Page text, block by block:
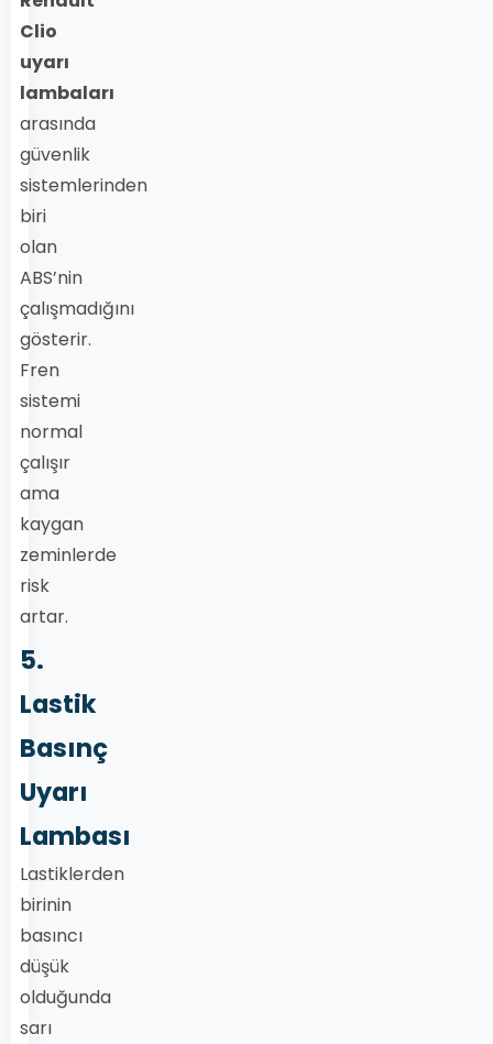
Clio
uyarı
lambaları
arasında
güvenlik
sistemlerinden
biri
olan
ABS’nin
çalışmadığını
gösterir.
Fren
sistemi
normal
çalışır
ama
kaygan
zeminlerde
risk
artar.
5.
Lastik
Basınç
Uyarı
Lambası
Lastiklerden
birinin
basıncı
düşük
olduğunda
sarı